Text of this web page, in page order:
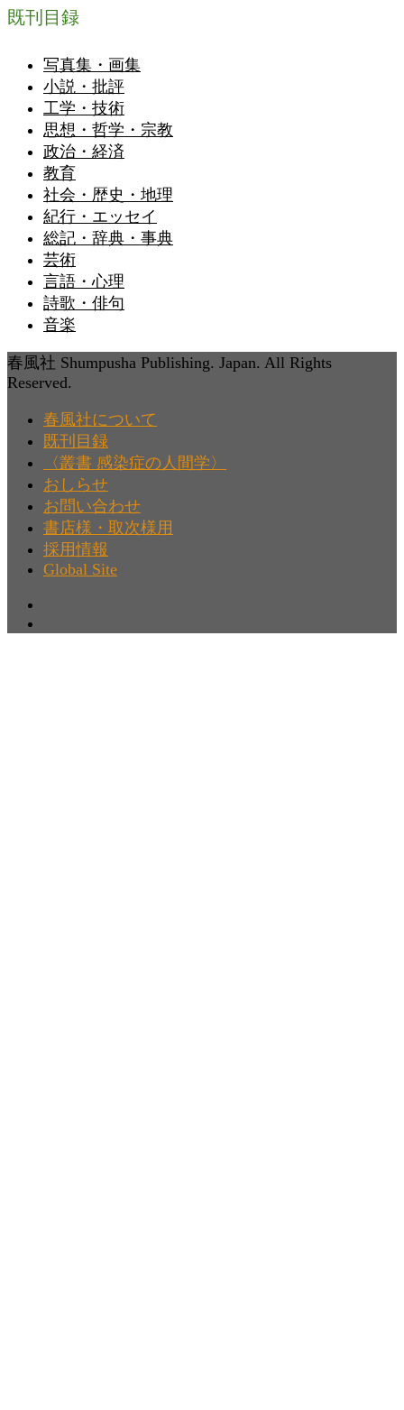
既刊目録
写真集・画集
小説・批評
工学・技術
思想・哲学・宗教
政治・経済
教育
社会・歴史・地理
紀行・エッセイ
総記・辞典・事典
芸術
言語・心理
詩歌・俳句
音楽
春風社 Shumpusha Publishing. Japan. All Rights
Reserved.
春風社について
既刊目録
〈叢書 感染症の人間学〉
おしらせ
お問い合わせ
書店様・取次様用
採用情報
Global Site